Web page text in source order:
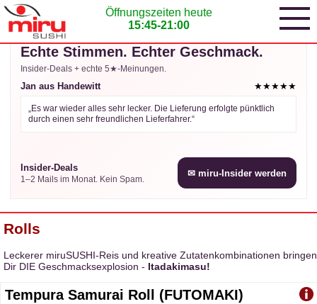
Öffnungszeiten heute
15:45-21:00
miruINSIDER ★★★★★ bewertet
Echte Stimmen. Echter Geschmack.
Insider-Deals + echte 5★-Meinungen.
Jan aus Handewitt ★★★★★
„Es war wieder alles sehr lecker. Die Lieferung erfolgte pünktlich
durch einen sehr freundlichen Lieferfahrer.“
Insider-Deals
1–2 Mails im Monat. Kein Spam.
✉ miru-Insider werden
Rolls
Leckerer miruSUSHI-Reis und kreative Zutatenkombinationen bringen
Dir DIE Geschmacksexplosion - Itadakimasu!
Tempura Samurai Roll (FUTOMAKI)